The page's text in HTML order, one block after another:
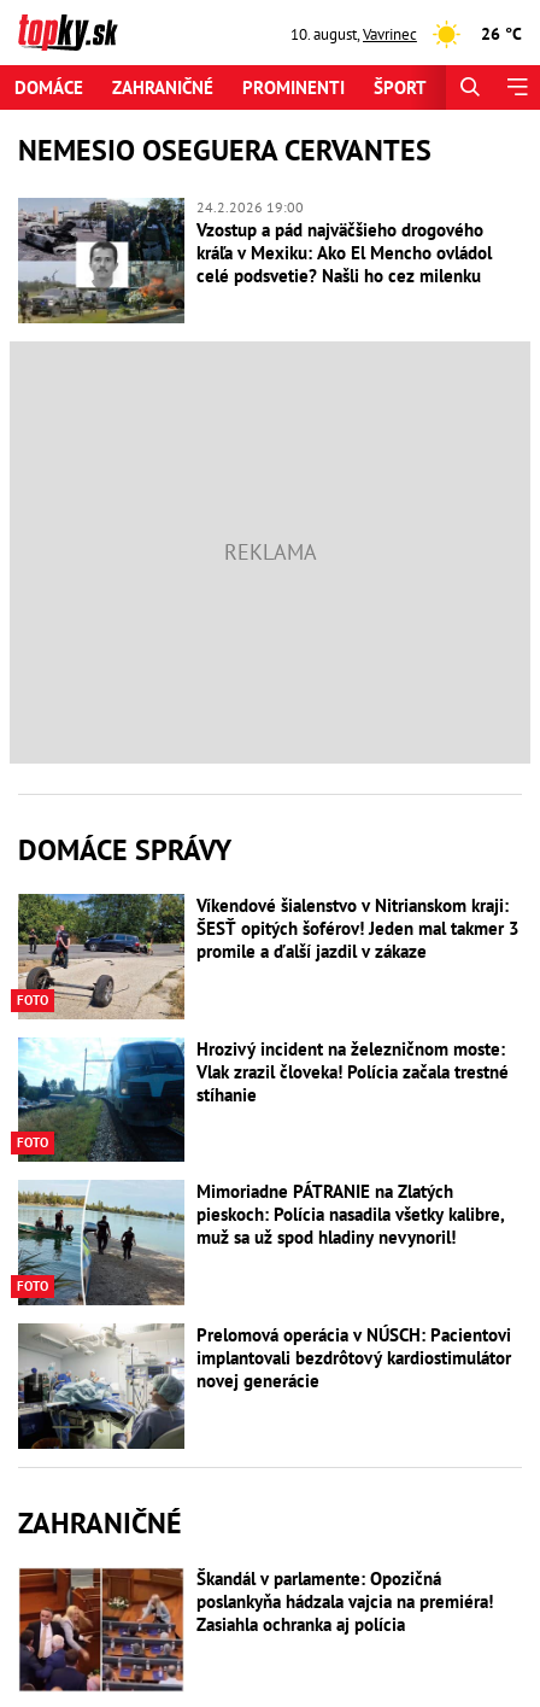
10. august,Vavrinec 26 °C
DOMÁCE ZAHRANIČNÉ PROMINENTI ŠPORT
NEMESIO OSEGUERA CERVANTES
24.2.2026 19:00
Vzostup a pád najväčšieho drogového
kráľa v Mexiku: Ako El Mencho ovládol
celé podsvetie? Našli ho cez milenku
DOMÁCE SPRÁVY
FOTO
Víkendové šialenstvo v Nitrianskom kraji:
ŠESŤ opitých šoférov! Jeden mal takmer 3
promile a ďalší jazdil v zákaze
FOTO
Hrozivý incident na železničnom moste:
Vlak zrazil človeka! Polícia začala trestné
stíhanie
FOTO
Mimoriadne PÁTRANIE na Zlatých
pieskoch: Polícia nasadila všetky kalibre,
muž sa už spod hladiny nevynoril!
Prelomová operácia v NÚSCH: Pacientovi
implantovali bezdrôtový kardiostimulátor
novej generácie
ZAHRANIČNÉ
Škandál v parlamente: Opozičná
poslankyňa hádzala vajcia na premiéra!
Zasiahla ochranka aj polícia